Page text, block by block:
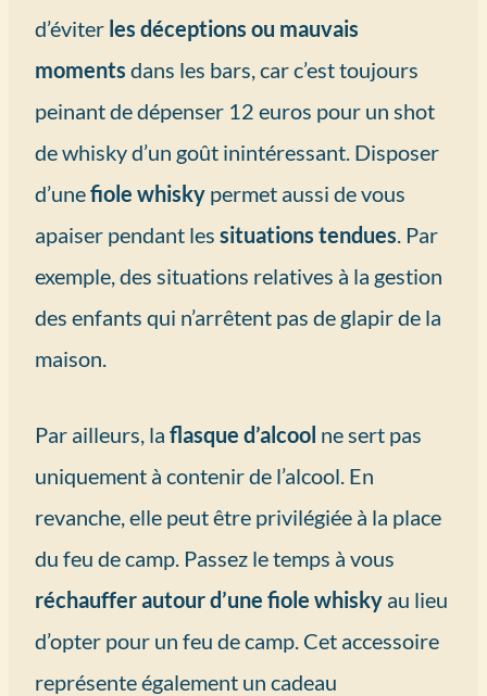
d’éviter les déceptions ou mauvais
moments dans les bars, car c’est toujours
peinant de dépenser 12 euros pour un shot
de whisky d’un goût inintéressant. Disposer
d’unefiole whisky permet aussi de vous
apaiser pendant les situations tendues . Par
exemple, des situations relatives à la gestion
des enfants qui n’arrêtent pas de glapir de la
maison.
Par ailleurs, la flasque d’alcool ne sert pas
uniquement à contenir de l’alcool. En
revanche, elle peut être privilégiée à la place
du feu de camp. Passez le temps à vous
réchauffer autour d’une fiole whisky au lieu
d’opter pour un feu de camp. Cet accessoire
représente également un cadeau